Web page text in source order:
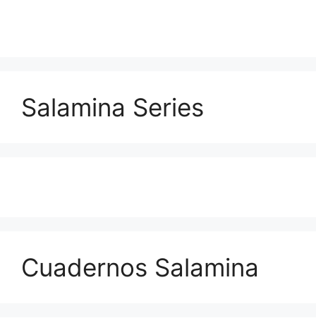
Salamina Series
Cuadernos Salamina